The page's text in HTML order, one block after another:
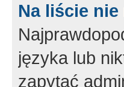
Na liście
języka lub
zapytać